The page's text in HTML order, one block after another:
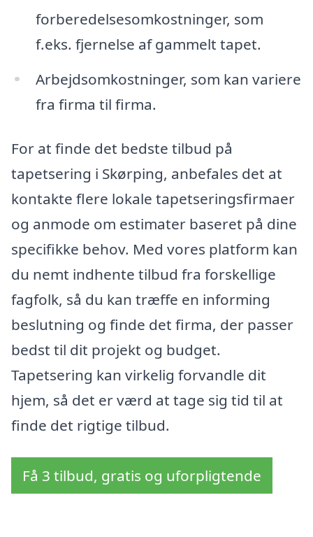
forberedelsesomkostninger, som
f.eks. fjernelse af gammelt tapet.
Arbejdsomkostninger, som kan variere
fra firma til firma.
For at finde det bedste tilbud på
tapetsering i Skørping, anbefales det at
kontakte flere lokale tapetseringsfirmaer
og anmode om estimater baseret på dine
specifikke behov. Med vores platform kan
du nemt indhente tilbud fra forskellige
fagfolk, så du kan træffe en informing
beslutning og finde det firma, der passer
bedst til dit projekt og budget.
Tapetsering kan virkelig forvandle dit
hjem, så det er værd at tage sig tid til at
finde det rigtige tilbud.
Få 3 tilbud, gratis og uforpligtende